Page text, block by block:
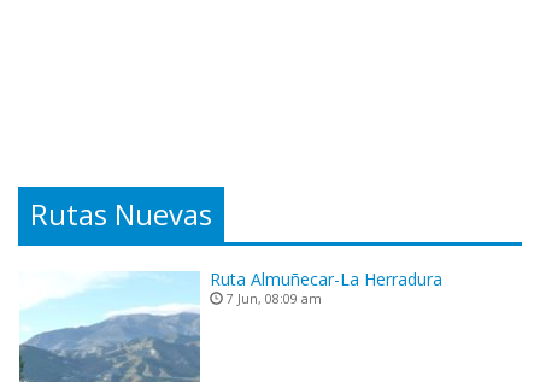
Rutas Nuevas
Ruta Almuñecar-La Herradura
7 Jun, 08:09 am